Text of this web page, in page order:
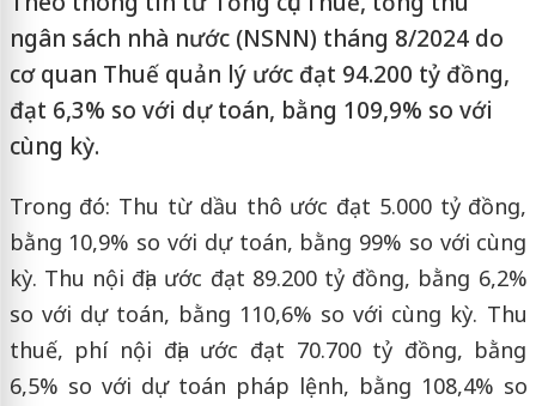
ngân sách nhà nước (NSNN) tháng 8/2024 do
cơ quan Thuế quản lý ước đạt 94.200 tỷ đồng,
đạt 6,3% so với dự toán, bằng 109,9% so với
cùng kỳ.
Trong đó: Thu từ dầu thô ước đạt 5.000 tỷ đồng,
bằng 10,9% so với dự toán, bằng 99% so với cùng
kỳ. Thu nội địa ước đạt 89.200 tỷ đồng, bằng 6,2%
so với dự toán, bằng 110,6% so với cùng kỳ. Thu
thuế, phí nội địa ước đạt 70.700 tỷ đồng, bằng
6,5% so với dự toán pháp lệnh, bằng 108,4% so